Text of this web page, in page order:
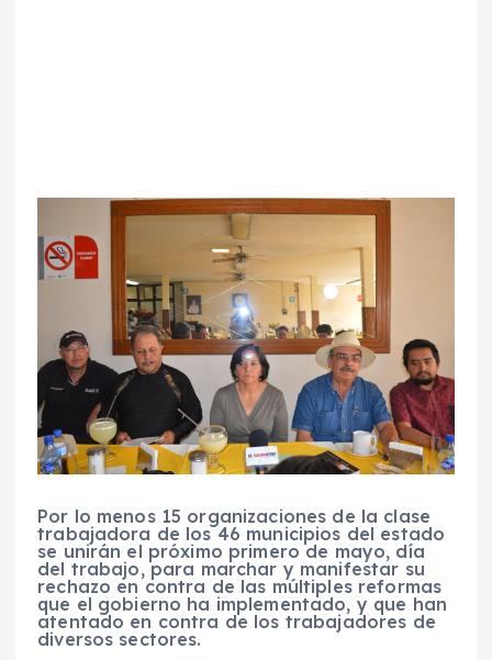
Por lo menos 15 organizaciones de la clase
trabajadora de los 46 municipios del estado
se unirán el próximo primero de mayo, día
del trabajo, para marchar y manifestar su
rechazo en contra de las múltiples reformas
que el gobierno ha implementado, y que han
atentado en contra de los trabajadores de
diversos sectores.